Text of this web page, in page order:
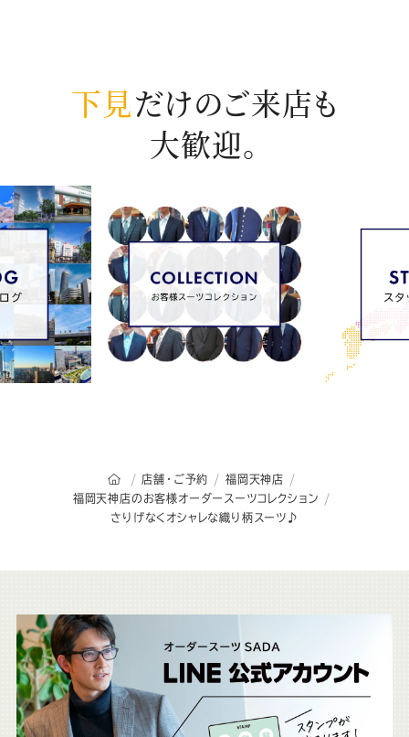
下見だけのご来店も
大歓迎。
オーダースーツSADAのトップページ
店舗・ご予約
福岡天神店
福岡天神店のお客様オーダースーツコレクション
さりげなくオシャレな織り柄スーツ♪
こ
ち
ら